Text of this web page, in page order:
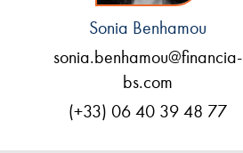
Sonia Benhamou
sonia.benhamou@financia-
bs.com
(+33) 06 40 39 48 77